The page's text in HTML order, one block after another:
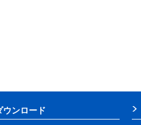
ウンロード